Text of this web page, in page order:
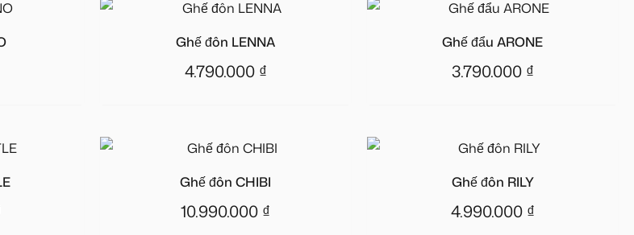
Ghế đôn LENNA
4.790.000 ₫
Ghế đẩu ARONE
3.790.000 ₫
Ghế đôn CHIBI
10.990.000 ₫
Ghế đôn RILY
4.990.000 ₫